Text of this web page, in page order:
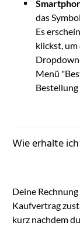
das
Es
klickst, um
Menü
Wie erhalte
Deine
Kaufvertrag
kurz nachdem